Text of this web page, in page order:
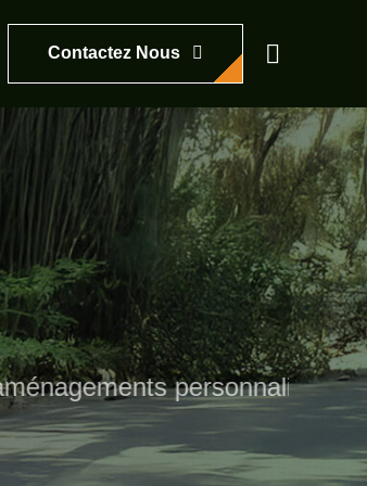
Contactez Nous
personnalisés – Là